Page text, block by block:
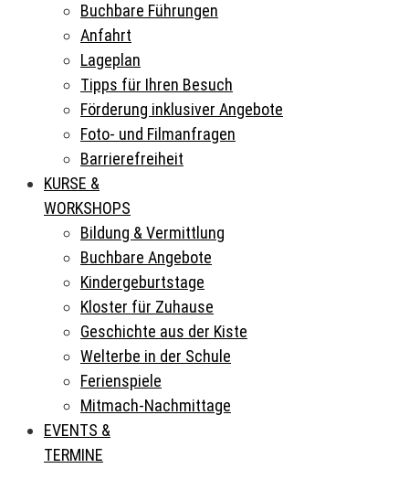
Buchbare Führungen
Anfahrt
Lageplan
Tipps für Ihren Besuch
Förderung inklusiver Angebote
Foto- und Filmanfragen
Barrierefreiheit
KURSE &
WORKSHOPS
Bildung & Vermittlung
Buchbare Angebote
Kindergeburtstage
Kloster für Zuhause
Geschichte aus der Kiste
Welterbe in der Schule
Ferienspiele
Mitmach-Nachmittage
EVENTS &
TERMINE